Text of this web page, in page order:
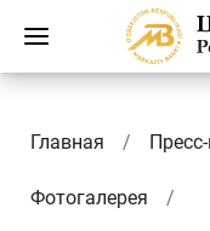
Главная
Фотогалерея